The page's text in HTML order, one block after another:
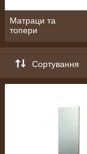
Матраци та
топери
Сортування